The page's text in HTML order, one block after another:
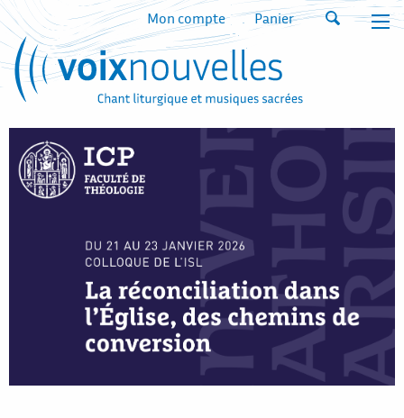
Mon compte Panier